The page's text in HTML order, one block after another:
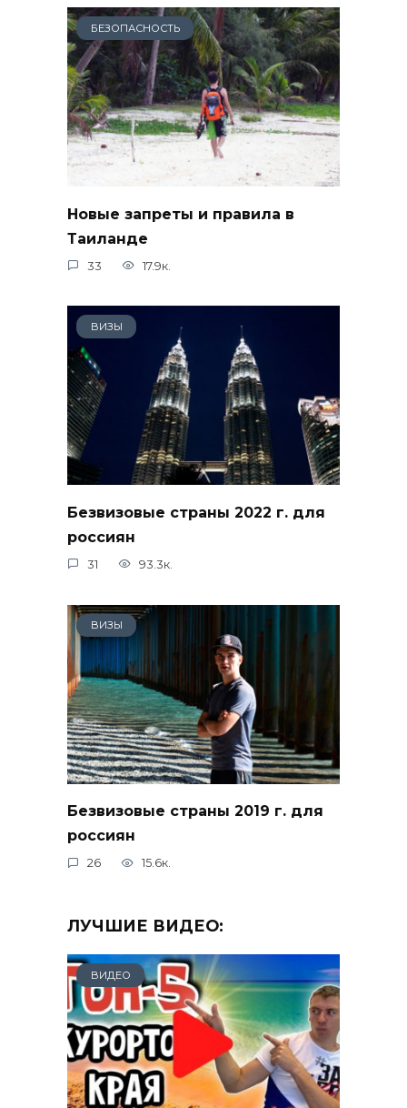
БЕЗОПАСНОСТЬ
Новые запреты и правила в
Таиланде
33 17.9к.
ВИЗЫ
Безвизовые страны 2022 г. для
россиян
31 93.3к.
ВИЗЫ
Безвизовые страны 2019 г. для
россиян
26 15.6к.
ЛУЧШИЕ ВИДЕО:
ВИДЕО